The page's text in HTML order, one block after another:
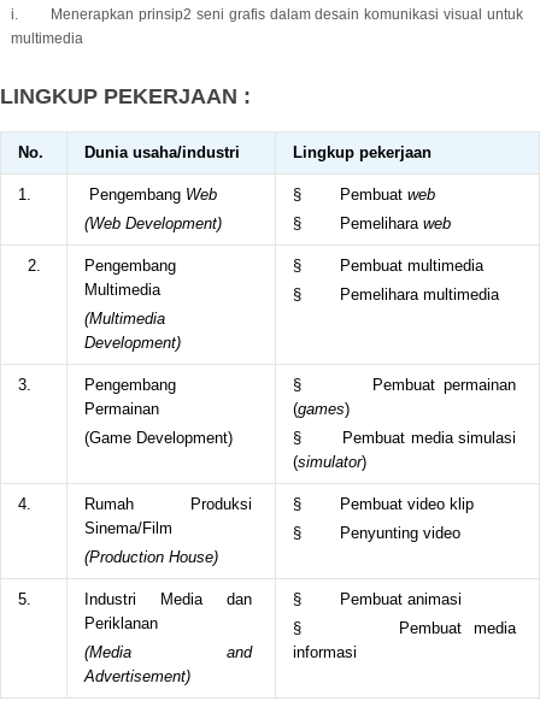
i. Menerapkan prinsip2 seni grafis dalam desain komunikasi visual untuk
multimedia
LINGKUP PEKERJAAN :
No. Dunia usaha/industri Lingkup pekerjaan
1. Pengembang Web
(Web Development)
§ Pembuat web
§ Pemelihara web
2.
Pengembang
Multimedia
(Multimedia
Development)
§ Pembuat multimedia
§ Pemelihara multimedia
3.
Pengembang
Permainan
(Game Development)
§ Pembuat permainan
(games)
§ Pembuat media simulasi
(simulator)
4.
Rumah Produksi
Sinema/Film
(Production House)
§ Pembuat video klip
§ Penyunting video
5.
Industri Media dan
Periklanan
(Media and
Advertisement)
§ Pembuat animasi
§ Pembuat media
informasi